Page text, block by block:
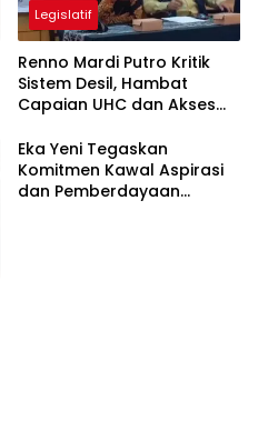
Legislatif
Renno Mardi Putro Kritik
Sistem Desil, Hambat
Capaian UHC dan Akses
Eka Yeni Tegaskan
Komitmen Kawal Aspirasi
dan Pemberdayaan